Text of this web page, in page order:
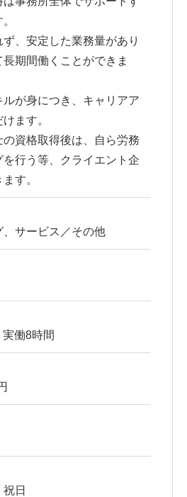
ず、安定した業務量があり
期間働くことができま
ルが身につき、キャリアア
ます。
の資格取得後は、自ら労務
を行う等、クライエント企
す。
、サービス／その他
働8時間
日